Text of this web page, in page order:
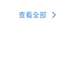
查看全部